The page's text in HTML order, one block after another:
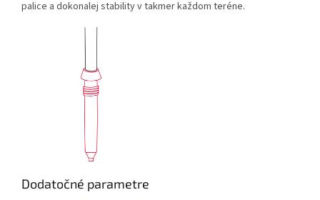
palice a dokonalej stability v takmer každom teréne.
Dodatočné parametre